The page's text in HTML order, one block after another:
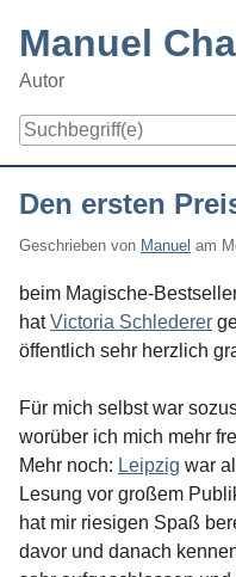
content
Manuel
Autor
Den ersten
Geschrieben von Manuel am
beim Magische-
hatVictoria Schlederer
öffentlich sehr herzlich
Für mich selbst war
worüber ich mich mehr
Mehr noch: Leipzig war
Lesung vor großem
hat mir riesigen Spaß
davor und danach